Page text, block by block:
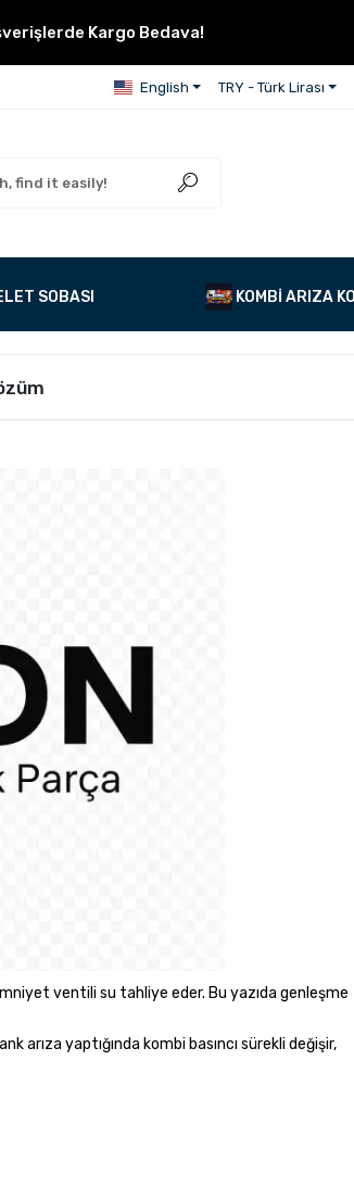
Kargo Bedava!
English TRY - Türk Lirası
SOBASI KOMBİ ARIZA
ventili su tahliye eder. Bu yazıda genleşme
arıza yaptığında kombi basıncı sürekli değişir,